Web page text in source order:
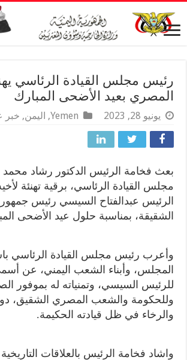
رئيس مجلس القيادة الرئاسي
المصري بعيد الأضحى المبارك
يونيو 28, 2023 Yemen
, اليمن, خبر
بعث فخامة الرئيس الدكتور رشاد محمد
مجلس القيادة الرئاسي، برقية تهنئة
الرئيس عبدالفتاح السيسي رئيس
الشقيقة، بمناسبة حلول عيد الأضحى
وأعرب رئيس مجلس القيادة الرئاسي
المجلس، وأبناء الشعب اليمني، عن
للرئيس السيسي، وتمنياته له بموفور
وللحكومة والشعب المصري الشقيق،
والرخاء في ظل قيادته الحكيمة.
واشاد فخامة الرئيس بالعلاقات التاريخية